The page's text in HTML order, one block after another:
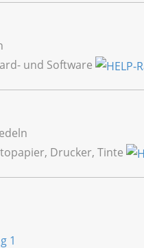
und Software
Drucker, Tinte